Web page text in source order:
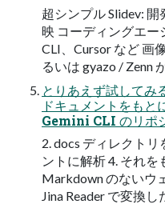
超シンプル Slidev:
映 コーディングエー
CLI、Cursor など 画
るいは gyazo / Zenn
とりあえず試して
ドキュメントをもと
Gemini CLI のリポ
2. docs ディレクト
ントに解析 4. それ
Markdown のないウ
Jina Reader で変換